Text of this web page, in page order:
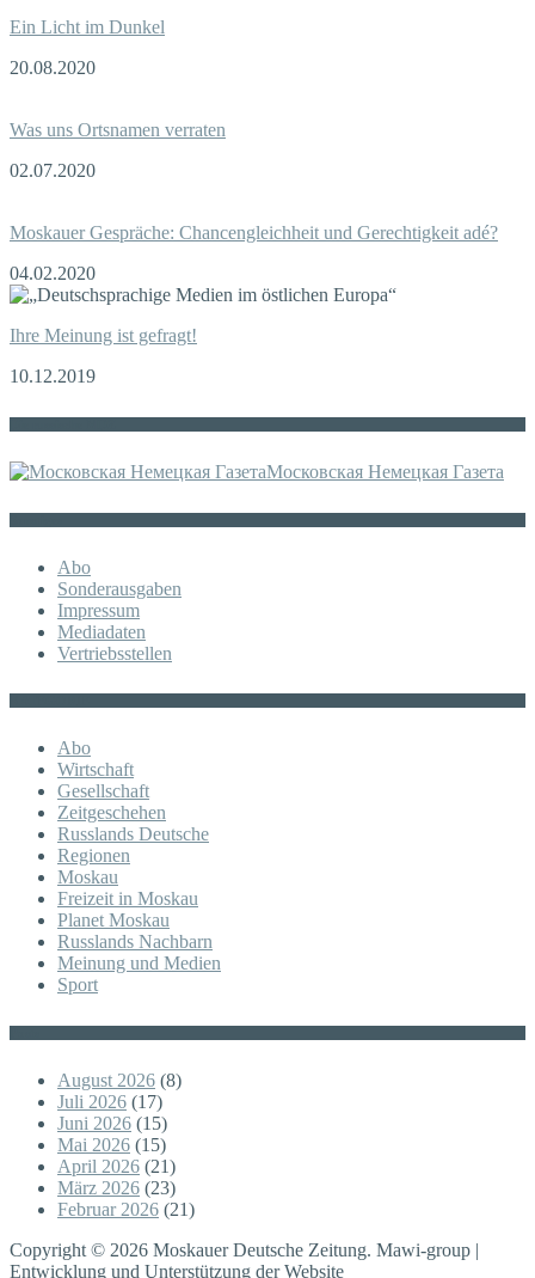
Ein Licht im Dunkel
20.08.2020
Was uns Ortsnamen verraten
02.07.2020
Moskauer Gespräche: Chancengleichheit und Gerechtigkeit adé?
04.02.2020
Ihre Meinung ist gefragt!
10.12.2019
Московская Немецкая Газета
Abo
Sonderausgaben
Impressum
Mediadaten
Vertriebsstellen
Abo
Wirtschaft
Gesellschaft
Zeitgeschehen
Russlands Deutsche
Regionen
Moskau
Freizeit in Moskau
Planet Moskau
Russlands Nachbarn
Meinung und Medien
Sport
August 2026 (8)
Juli 2026 (17)
Juni 2026 (15)
Mai 2026 (15)
April 2026 (21)
März 2026 (23)
Februar 2026 (21)
Copyright © 2026 Moskauer Deutsche Zeitung. Mawi-group |
Entwicklung und Unterstützung der Website